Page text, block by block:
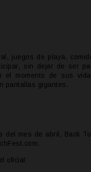
juegos de playa,
sin dejar de ser
el momento de sus
pantallas gigantes.
del mes de abril, Back
oficial: